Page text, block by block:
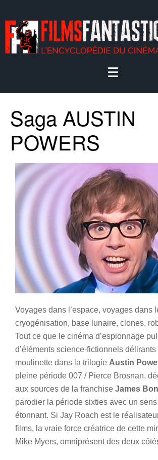
Saga AUSTIN
POWERS
Voyages dans l’espace, voyages dans
cryogénisation, base lunaire, clones,
Tout ce que le cinéma d’espionnage
d’éléments science-fictionnels
moulinette dans la trilogie Austin
pleine période 007 / Pierce Brosnan,
aux sources de la franchise James
parodier la période sixties avec un
étonnant. Si Jay Roach est le
films, la vraie force créatrice de cette
Mike Myers, omniprésent des deux